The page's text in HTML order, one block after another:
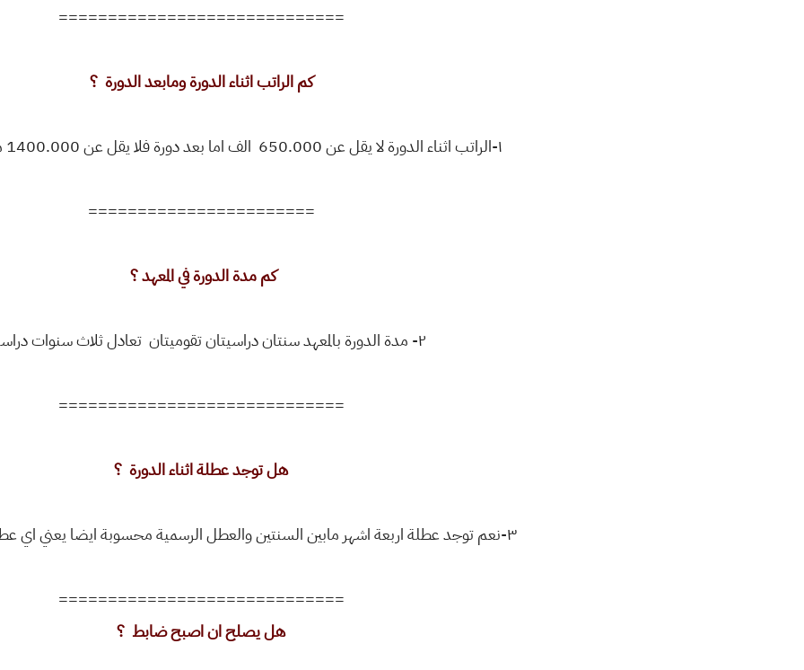
=============================
كم الراتب اثناء الدورة ومابعد الدورة ؟
١-الراتب اثناء الدورة لا يقل عن 650.000 الف اما بعد دورة فلا يقل عن 1400.000 مليون واربعميئه
=======================
كم مدة الدورة في المعهد ؟
٢- مدة الدورة بالمعهد سنتان دراسيتان تقوميتان تعادل ثلاث سنوات دراسية .
=============================
هل توجد عطلة اثناء الدورة ؟
٣-نعم توجد عطلة اربعة اشهر مابين السنتين والعطل الرسمية محسوبة ايضا يعني اي عطلة رسمية تنزل بيها.
=============================
هل يصلح ان اصبح ضابط ؟